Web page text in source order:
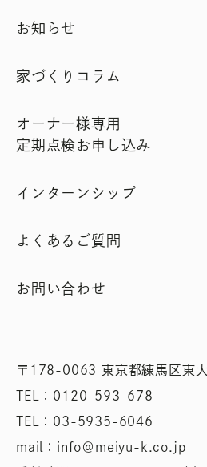
〒178-0063 東京都練馬区東
TEL：0120-593-678
TEL：03-5935-6046
mail：info＠meiyu-k.co.jp
お知らせ
家づくりコラム
オーナー様専用
定期点検お申し込み
インターンシップ
よくあるご質問
お問い合わせ